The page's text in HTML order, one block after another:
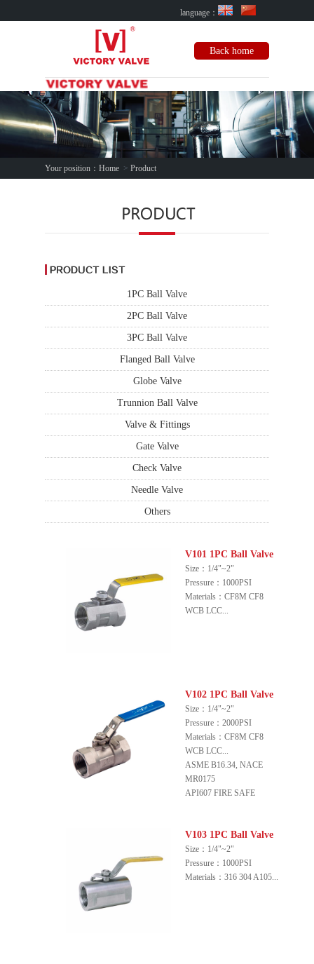
language：
Back home
Your position： Home > Product
1PC Ball Valve
2PC Ball Valve
3PC Ball Valve
Flanged Ball Valve
Globe Valve
Trunnion Ball Valve
Valve & Fittings
Gate Valve
Check Valve
Needle Valve
Others
V101 1PC Ball Valve
Size：1/4"~2"
Pressure：1000PSI
Materials：CF8M CF8
WCB LCC...
V102 1PC Ball Valve
Size：1/4"~2"
Pressure：2000PSI
Materials：CF8M CF8
WCB LCC...
ASME B16.34, NACE
MR0175
API607 FIRE SAFE
V103 1PC Ball Valve
Size：1/4"~2"
Pressure：1000PSI
Materials：316 304 A105...